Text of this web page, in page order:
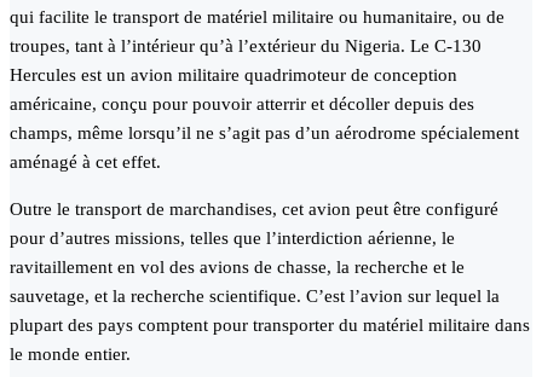
qui facilite le transport de matériel militaire ou humanitaire, ou de
troupes, tant à l’intérieur qu’à l’extérieur du Nigeria. Le C-130
Hercules est un avion militaire quadrimoteur de conception
américaine, conçu pour pouvoir atterrir et décoller depuis des
champs, même lorsqu’il ne s’agit pas d’un aérodrome spécialement
aménagé à cet effet.
Outre le transport de marchandises, cet avion peut être configuré
pour d’autres missions, telles que l’interdiction aérienne, le
ravitaillement en vol des avions de chasse, la recherche et le
sauvetage, et la recherche scientifique. C’est l’avion sur lequel la
plupart des pays comptent pour transporter du matériel militaire dans
le monde entier.